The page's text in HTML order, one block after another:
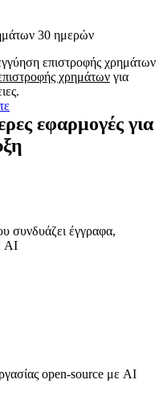
30 ημερών
επιστροφής χρημάτων
χρημάτων για
εφαρμογές για
συνδυάζει έγγραφα,
AI
open-source με AI